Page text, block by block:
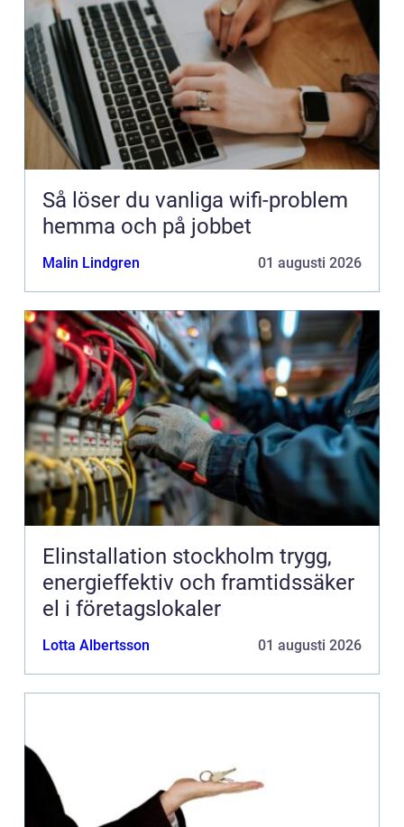
Så löser du vanliga wifi-problem
hemma och på jobbet
Malin Lindgren 01 augusti 2026
Elinstallation stockholm trygg,
energieffektiv och framtidssäker
el i företagslokaler
Lotta Albertsson 01 augusti 2026